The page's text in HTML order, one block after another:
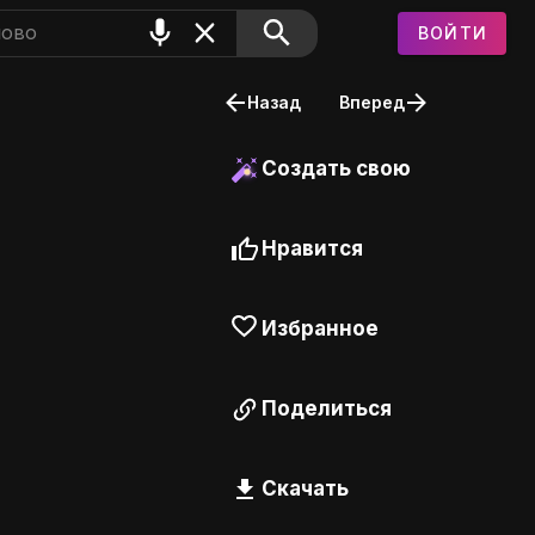
ВОЙТИ
Назад Вперед
Создать свою
Нравится
Избранное
Поделиться
Скачать